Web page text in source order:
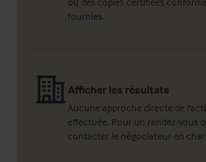
fournies.
Afficher les résultats
Aucune approche directe de
effectuée. Pour un rendez-vous
contacter le négociateur en